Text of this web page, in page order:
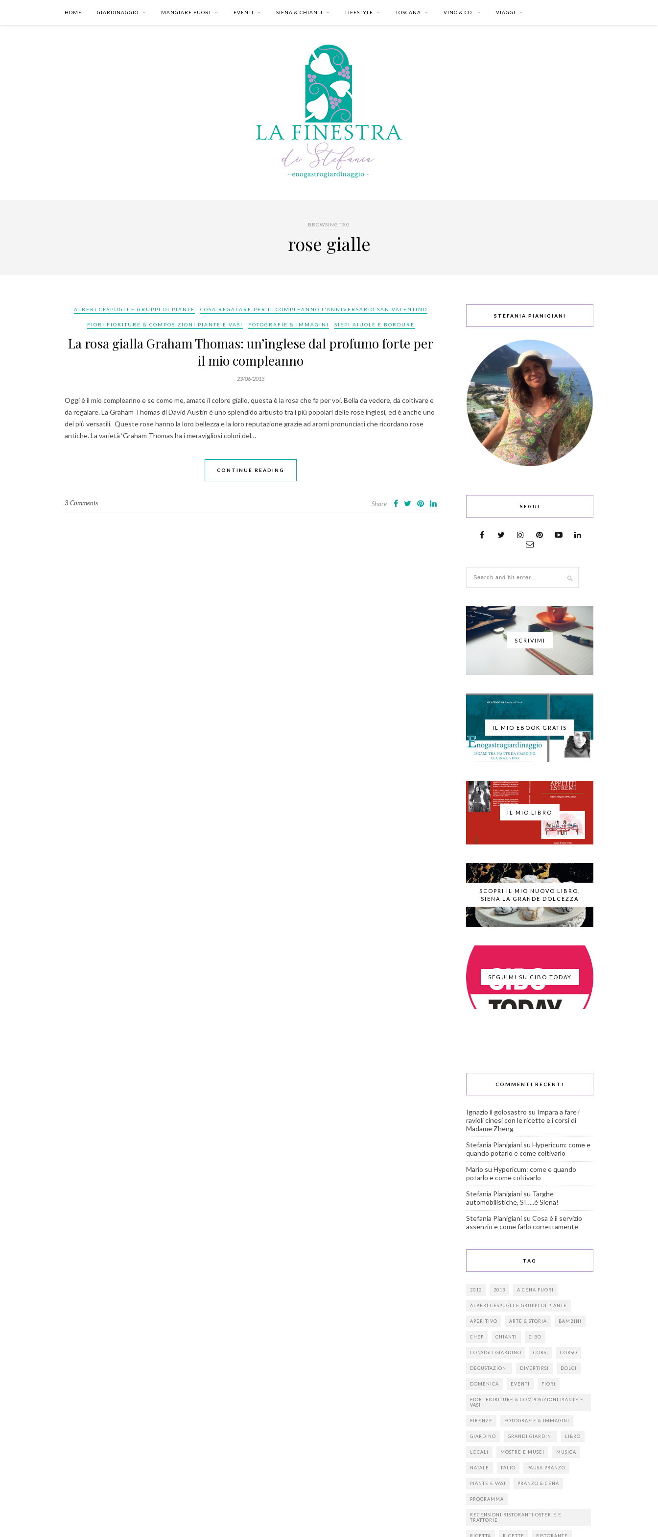
HOME GIARDINAGGIO MANGIARE FUORI EVENTI SIENA & CHIANTI LIFESTYLE TOSCANA VINO & CO. VIAGGI
BROWSING TAG
rose gialle
ALBERI CESPUGLI E GRUPPI DI PIANTE COSA REGALARE PER IL COMPLEANNO L'ANNIVERSARIO SAN VALENTINO
FIORI FIORITURE & COMPOSIZIONI PIANTE E VASI FOTOGRAFIE & IMMAGINI SIEPI AIUOLE E BORDURE
La rosa gialla Graham Thomas: un’inglese dal profumo forte per
il mio compleanno
23/06/2013
Oggi è il mio compleanno e se come me, amate il colore giallo, questa è la rosa che fa per voi. Bella da vedere, da coltivare e
da regalare. La Graham Thomas di David Austin è uno splendido arbusto tra i più popolari delle rose inglesi, ed è anche uno
dei più versatili. Queste rose hanno la loro bellezza e la loro reputazione grazie ad aromi pronunciati che ricordano rose
antiche. La varietà ‘Graham Thomas ha i meravigliosi colori del…
CONTINUE READING
3 Comments Share
STEFANIA PIANIGIANI
SEGUI
SCRIVIMI
IL MIO EBOOK GRATIS
IL MIO LIBRO
SCOPRI IL MIO NUOVO LIBRO,
SIENA LA GRANDE DOLCEZZA
SEGUIMI SU CIBO TODAY
COMMENTI RECENTI
Ignazio il golosastro su Impara a fare i
ravioli cinesi con le ricette e i corsi di
Madame Zheng
Stefania Pianigiani su Hypericum: come e
quando potarlo e come coltivarlo
Mario su Hypericum: come e quando
potarlo e come coltivarlo
Stefania Pianigiani su Targhe
automobilistiche, SI…..è Siena!
Stefania Pianigiani su Cosa è il servizio
assenzio e come farlo correttamente
TAG
2012 2013 A CENA FUORI
ALBERI CESPUGLI E GRUPPI DI PIANTE
APERITIVO ARTE & STORIA BAMBINI
CHEF CHIANTI CIBO
CONSIGLI GIARDINO CORSI CORSO
DEGUSTAZIONI DIVERTIRSI DOLCI
DOMENICA EVENTI FIORI
FIORI FIORITURE & COMPOSIZIONI PIANTE E
VASI
FIRENZE FOTOGRAFIE & IMMAGINI
GIARDINO GRANDI GIARDINI LIBRO
LOCALI MOSTRE E MUSEI MUSICA
NATALE PALIO PAUSA PRANZO
PIANTE E VASI PRANZO & CENA
PROGRAMMA
RECENSIONI RISTORANTI OSTERIE E
TRATTORIE
RICETTA RICETTE RISTORANTE